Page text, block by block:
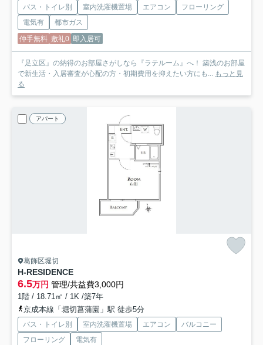
バス・トイレ別 室内洗濯機置場 エアコン
フローリング
電気有
都市ガス
仲手無料 敷礼0 即入居可
『足立区』の納得のお部屋さがしなら『ラテルーム』へ！ 築浅のお部屋
で新生活・入居審査が心配の方・初期費用を抑えたい方にも... もっと見
る
アパート
葛飾区堀切
H-RESIDENCE
6.5万円 管理/共益費3,000円
1階 / 18.71㎡ / 1K /築7年
京成本線「堀切菖蒲園」駅 徒歩5分
バス・トイレ別 室内洗濯機置場 エアコン
バルコニー
フローリング
電気有